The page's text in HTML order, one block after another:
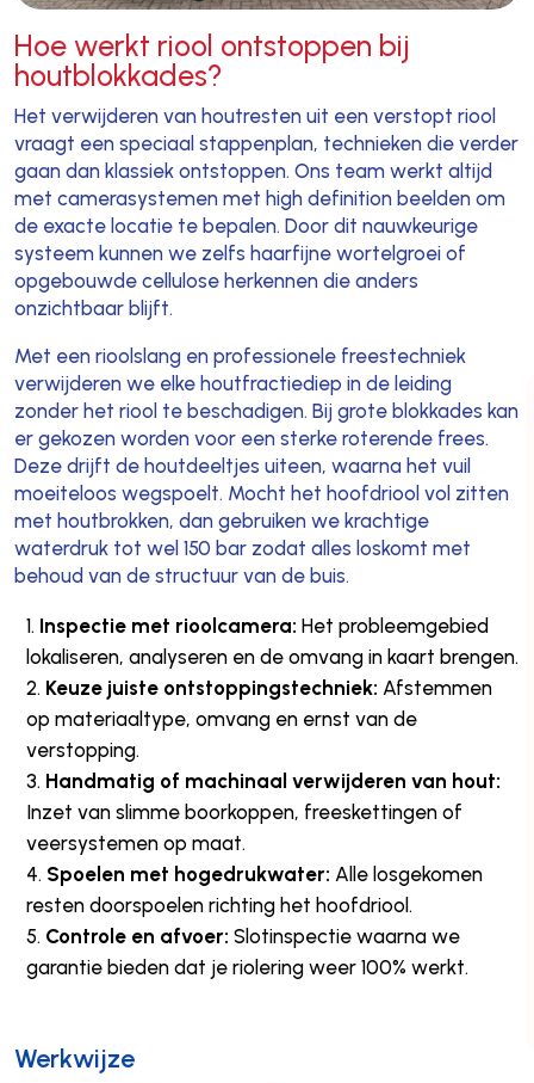
Hoe werkt riool ontstoppen bij
houtblokkades?
Het verwijderen van houtresten uit een verstopt riool
vraagt een speciaal stappenplan, technieken die verder
gaan dan klassiek ontstoppen. Ons team werkt altijd
met camerasystemen met high definition beelden om
de exacte locatie te bepalen. Door dit nauwkeurige
systeem kunnen we zelfs haarfijne wortelgroei of
opgebouwde cellulose herkennen die anders
onzichtbaar blijft.
Met een rioolslang en professionele freestechniek
verwijderen we elke houtfractiediep in de leiding
zonder het riool te beschadigen. Bij grote blokkades kan
er gekozen worden voor een sterke roterende frees.
Deze drijft de houtdeeltjes uiteen, waarna het vuil
moeiteloos wegspoelt. Mocht het hoofdriool vol zitten
met houtbrokken, dan gebruiken we krachtige
waterdruk tot wel 150 bar zodat alles loskomt met
behoud van de structuur van de buis.
Inspectie met rioolcamera: Het probleemgebied
lokaliseren, analyseren en de omvang in kaart brengen.
Keuze juiste ontstoppingstechniek: Afstemmen
op materiaaltype, omvang en ernst van de
verstopping.
Handmatig of machinaal verwijderen van hout:
Inzet van slimme boorkoppen, freeskettingen of
veersystemen op maat.
Spoelen met hogedrukwater: Alle losgekomen
resten doorspoelen richting het hoofdriool.
Controle en afvoer: Slotinspectie waarna we
garantie bieden dat je riolering weer 100% werkt.
Werkwijze